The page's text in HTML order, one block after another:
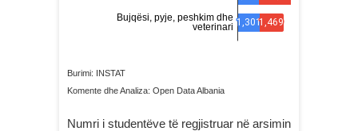
Burimi: INSTAT
Komente dhe Analiza: Open Data Albania
Numri i studentëve të regjistruar në arsimin